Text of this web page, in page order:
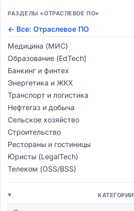
РАЗДЕЛЫ «ОТРАСЛЕВОЕ ПО»
← Все: Отраслевое ПО
Медицина (МИС)
Образование (EdTech)
Банкинг и финтех
Энергетика и ЖКХ
Транспорт и логистика
Нефтегаз и добыча
Сельское хозяйство
Строительство
Рестораны и гостиницы
Юристы (LegalTech)
Телеком (OSS/BSS)
КАТЕГОРИИ